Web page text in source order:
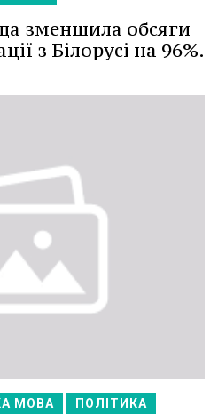
зменшила обсяги
з Білорусі на 96%.
МОВА ПОЛІТИКА